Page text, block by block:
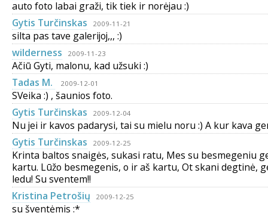
auto foto labai graži, tik tiek ir norėjau :)
Gytis Turčinskas
2009-11-21
silta pas tave galerijoj,,, :)
wilderness
2009-11-23
Ačiū Gyti, malonu, kad užsuki :)
Tadas M.
2009-12-01
SVeika :) , šaunios foto.
Gytis Turčinskas
2009-12-04
Nu jei ir kavos padarysi, tai su mielu noru :) A kur kava
Gytis Turčinskas
2009-12-25
Krinta baltos snaigės, sukasi ratu, Mes su besmegeniu
kartu. Lūžo besmegenis, o ir aš kartu, Ot skani degtinė,
ledu! Su sventem!!
Kristina Petrošių
2009-12-25
su šventėmis :*